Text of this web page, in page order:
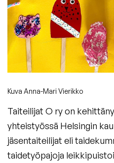
Kuva Anna-Mari Vierikko
Taiteilijat O ry on
yhteistyössä Helsingin
jäsentaiteilijat eli
taidetyöpajoja